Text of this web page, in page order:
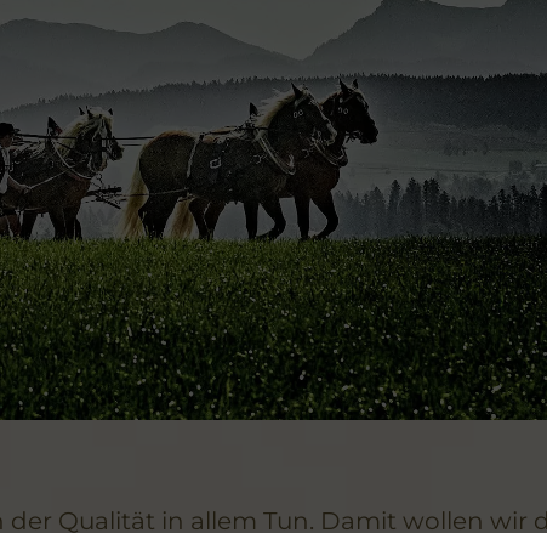
der Qualität in allem Tun. Damit wollen wir